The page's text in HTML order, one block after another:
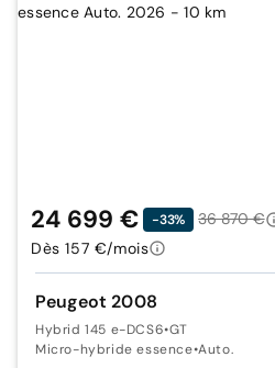
Peugeot 2008
Hybrid 145 e-DCS6•GT
Micro-hybride essence•Auto.
24 699 € -33%
36 870 €
Dès 157 €/mois